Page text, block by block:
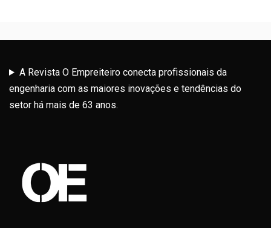
A Revista O Empreiteiro conecta profissionais da
engenharia com as maiores inovações e tendências do
setor há mais de 63 anos.